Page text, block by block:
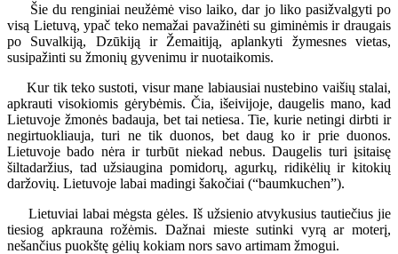
Šie du renginiai neužėmė viso laiko, dar jo liko pasižvalgyti po
visą Lietuvą, ypač teko nemažai pavažinėti su giminėmis ir draugais
po Suvalkiją, Dzūkiją ir Žemaitiją, aplankyti žymesnes vietas,
susipažinti su žmonių gyvenimu ir nuotaikomis.
Kur tik teko sustoti, visur mane labiausiai nustebino vaišių stalai,
apkrauti visokiomis gėrybėmis. Čia, išeivijoje, daugelis mano, kad
Lietuvoje žmonės badauja, bet tai netiesa. Tie, kurie netingi dirbti ir
negirtuokliauja, turi ne tik duonos, bet daug ko ir prie duonos.
Lietuvoje bado nėra ir turbūt niekad nebus. Daugelis turi įsitaisę
šiltadaržius, tad užsiaugina pomidorų, agurkų, ridikėlių ir kitokių
daržovių. Lietuvoje labai madingi šakočiai (“baumkuchen”).
Lietuviai labai mėgsta gėles. Iš užsienio atvykusius tautiečius jie
tiesiog apkrauna rožėmis. Dažnai mieste sutinki vyrą ar moterį,
nešančius puokštę gėlių kokiam nors savo artimam žmogui.